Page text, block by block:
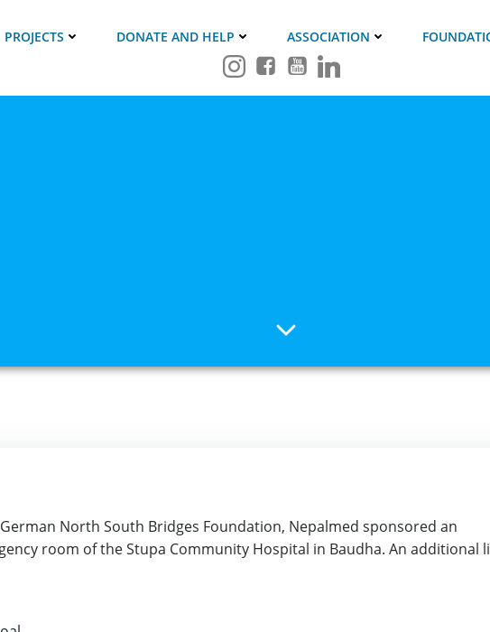
PROJECTS DONATE AND HELP ASSOCIATION
North South Bridges Foundation, Nepalmed sponsored an
room of the Stupa Community Hospital in Baudha. An additional